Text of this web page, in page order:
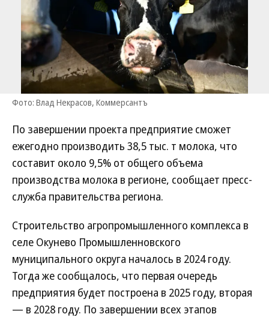
Фото: Влад Некрасов, Коммерсантъ
По завершении проекта предприятие сможет
ежегодно производить 38,5 тыс. т молока, что
составит около 9,5% от общего объема
производства молока в регионе, сообщает пресс-
служба правительства региона.
Строительство агропромышленного комплекса в
селе Окунево Промышленновского
муниципального округа началось в 2024 году.
Тогда же сообщалось, что первая очередь
предприятия будет построена в 2025 году, вторая
— в 2028 году. По завершении всех этапов